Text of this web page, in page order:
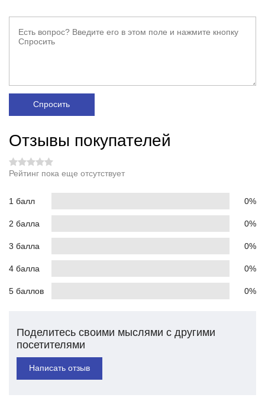
Спросить
Отзывы покупателей
Рейтинг пока еще отсутствует
1 балл 0%
2 балла 0%
3 балла 0%
4 балла 0%
5 баллов 0%
Поделитесь своими мыслями с другими
посетителями
Написать отзыв